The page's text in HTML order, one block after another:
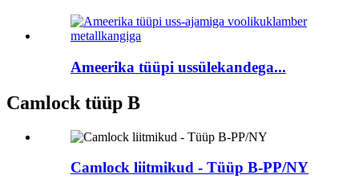
Ameerika tüüpi ussülekandega...
Camlock tüüp B
Camlock liitmikud - Tüüp B-PP/NY